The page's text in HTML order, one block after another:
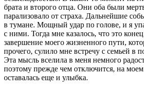
брата и второго отца. Они оба были
парализовало от страха. Дальнейшие
в тумане. Мощный удар по голове, и я
с ними. Тогда мне казалось, что это
завершение моего жизненного пути,
прочего, сулило мне встречу с семьей в
Эта мысль вселила в меня немного
поэтому прежде чем отключится, на
оставалась еще и улыбка.